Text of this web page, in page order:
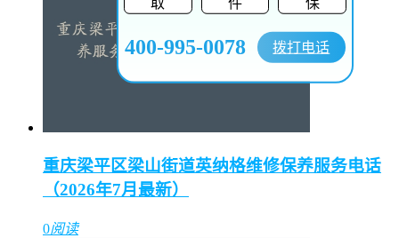
重庆梁平区梁山街道英纳格维修保养服务电话
（2026年7月最新）
0阅读
400-995-0078 拨打电话